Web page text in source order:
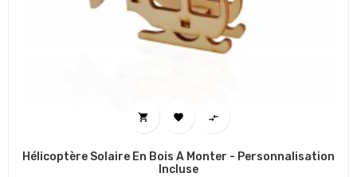
  
Hélicoptère Solaire En Bois À Monter - Personnalisation
Incluse